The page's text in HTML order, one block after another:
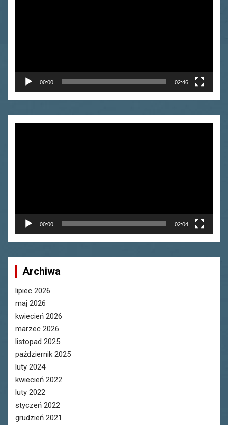
00:00 02:46
00:00 02:04
Archiwa
lipiec 2026
maj 2026
kwiecień 2026
marzec 2026
listopad 2025
październik 2025
luty 2024
kwiecień 2022
luty 2022
styczeń 2022
grudzień 2021